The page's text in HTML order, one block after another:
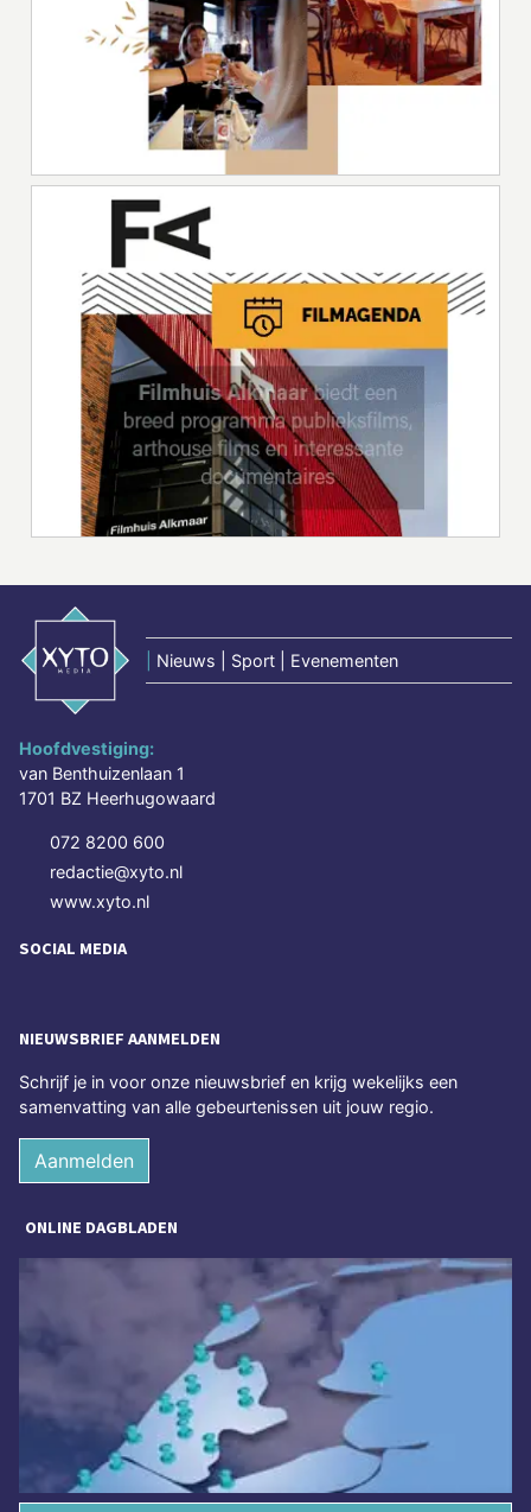
Nieuws | Sport | Evenementen
Hoofdvestiging:
van Benthuizenlaan 1
1701 BZ Heerhugowaard
072 8200 600
redactie@xyto.nl
www.xyto.nl
SOCIAL MEDIA
NIEUWSBRIEF AANMELDEN
Schrijf je in voor onze nieuwsbrief en krijg wekelijks een
samenvatting van alle gebeurtenissen uit jouw regio.
Aanmelden
ONLINE DAGBLADEN